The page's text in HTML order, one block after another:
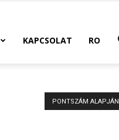
KAPCSOLAT RO
PONTSZÁM ALAPJÁN